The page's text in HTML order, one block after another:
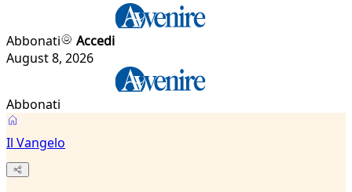
Abbonati
Accedi
August 8, 2026
Abbonati
Il Vangelo